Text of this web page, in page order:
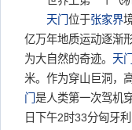
天门 位于张家界
亿万年地质运动逐渐
为大自然的奇迹。 天门
米。作为穿山巨洞，
门 是人类第一次驾机
日下午2时33分匈牙